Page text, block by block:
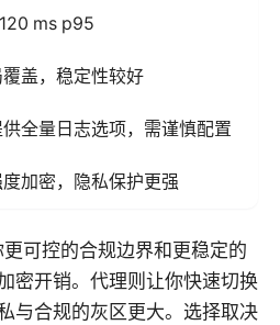
ms p95
盖，稳定性较好
供全量日志选项，需谨慎配置
度加密，隐私保护更强
可控的合规边界和更稳定的
密开销。代理则让你快速切换
与合规的灰区更大。选择取决